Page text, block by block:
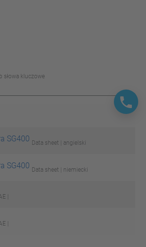
słowa kluczowe
SG400 Data sheet | angielski
SG400 Data sheet | niemiecki
|
|